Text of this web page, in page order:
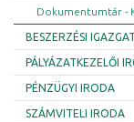
Dokumentumtár -
BESZERZÉSI
PÁLYÁZATKEZELŐI
PÉNZÜGYI IRODA
SZÁMVITELI IRODA